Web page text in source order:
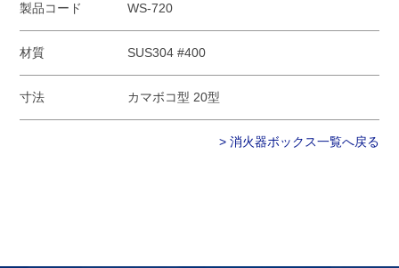
製品コード WS-720
材質 SUS304 #400
寸法 カマボコ型 20型
> 消火器ボックス一覧へ戻る